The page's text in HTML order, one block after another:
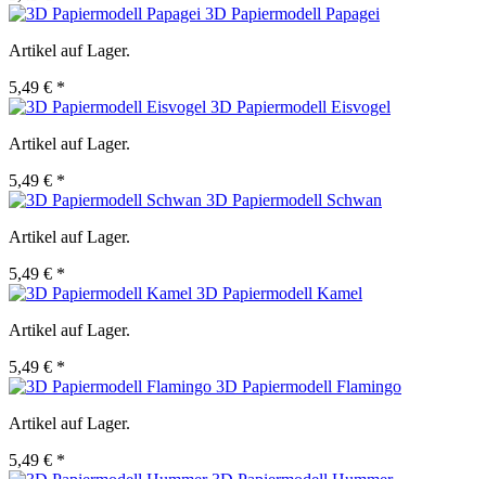
3D Papiermodell Papagei
Artikel auf Lager.
5,49 € *
3D Papiermodell Eisvogel
Artikel auf Lager.
5,49 € *
3D Papiermodell Schwan
Artikel auf Lager.
5,49 € *
3D Papiermodell Kamel
Artikel auf Lager.
5,49 € *
3D Papiermodell Flamingo
Artikel auf Lager.
5,49 € *